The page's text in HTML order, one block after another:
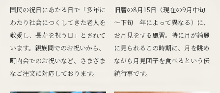
国民の祝日にあたる日で「多年に
わたり社会につくしてきた老人を
敬愛し、長寿を祝う日」とされて
います。親族間でのお祝いから、
町内会でのお祝いなど、さまざま
なご注文に対応しております。
旧暦の8月15日（現在の9月中旬
～下旬 年によって異なる）に、
お月見をする風習。特に月が綺麗
に見られるこの時期に、月を眺め
ながら月見団子を食べるという伝
統行事です。